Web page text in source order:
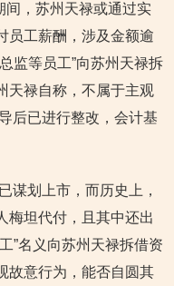
间，苏州天禄或通过实
员工薪酬，涉及金额逾
监等员工”向苏州天禄拆
天禄自称，不属于主观
后已进行整改，会计基
谋划上市，而历史上，
梅坦代付，且其中还出
”名义向苏州天禄拆借资
故意行为，能否自圆其